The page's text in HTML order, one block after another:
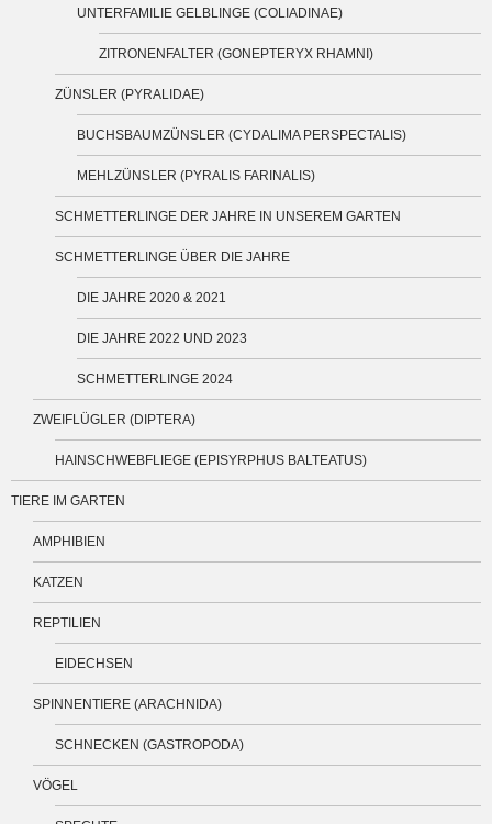
UNTERFAMILIE GELBLINGE (COLIADINAE)
ZITRONENFALTER (GONEPTERYX RHAMNI)
ZÜNSLER (PYRALIDAE)
BUCHSBAUMZÜNSLER (CYDALIMA PERSPECTALIS)
MEHLZÜNSLER (PYRALIS FARINALIS)
SCHMETTERLINGE DER JAHRE IN UNSEREM GARTEN
SCHMETTERLINGE ÜBER DIE JAHRE
DIE JAHRE 2020 & 2021
DIE JAHRE 2022 UND 2023
SCHMETTERLINGE 2024
ZWEIFLÜGLER (DIPTERA)
HAINSCHWEBFLIEGE (EPISYRPHUS BALTEATUS)
TIERE IM GARTEN
AMPHIBIEN
KATZEN
REPTILIEN
EIDECHSEN
SPINNENTIERE (ARACHNIDA)
SCHNECKEN (GASTROPODA)
VÖGEL